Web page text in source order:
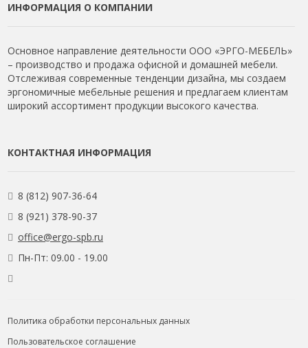
ИНФОРМАЦИЯ О КОМПАНИИ
Основное направление деятельности ООО «ЭРГО-МЕБЕЛЬ»
– производство и продажа офисной и домашней мебели.
Отслеживая современные тенденции дизайна, мы создаем
эргономичные мебельные решения и предлагаем клиентам
широкий ассортимент продукции высокого качества.
КОНТАКТНАЯ ИНФОРМАЦИЯ
8 (812) 907-36-64
8 (921) 378-90-37
office@ergo-spb.ru
Пн-Пт: 09.00 - 19.00
Политика обработки персональных данных
Пользовательское соглашение